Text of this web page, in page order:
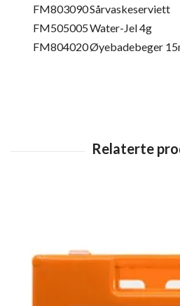
FM803090Sårvaskeserviett
FM505005Water-Jel 4g
FM804020Øyebadebeger